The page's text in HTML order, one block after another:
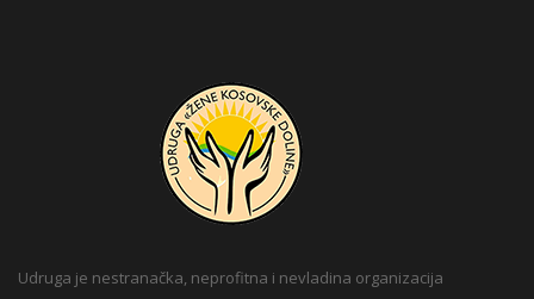
Udruga je nestranačka, neprofitna i nevladina organizacija